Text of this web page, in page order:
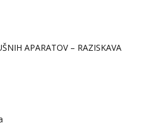
APARATOV – RAZISKAVA